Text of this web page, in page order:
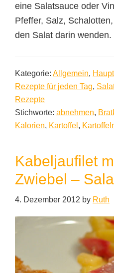
eine Salatsauce oder
Pfeffer, Salz,
den Salat darin wenden.
Kategorie: Allgemein,
Rezepte für jeden Tag,
Rezepte
Stichworte: abnehmen,
Kalorien, Kartoffel ,
Kabeljaufilet
Zwiebel –
4. Dezember 2012 by Ruth